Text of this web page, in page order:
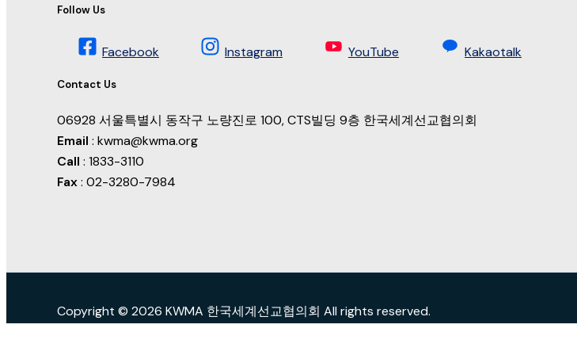
Follow Us
Facebook Instagram YouTube Kakaotalk
Contact Us
06928 서울특별시 동작구 노량진로 100, CTS빌딩 9층 한국세계선교협의회
Email : kwma@kwma.org
Call : 1833-3110
Fax: 02-3280-7984
Copyright © 2026 KWMA 한국세계선교협의회 All rights reserved.